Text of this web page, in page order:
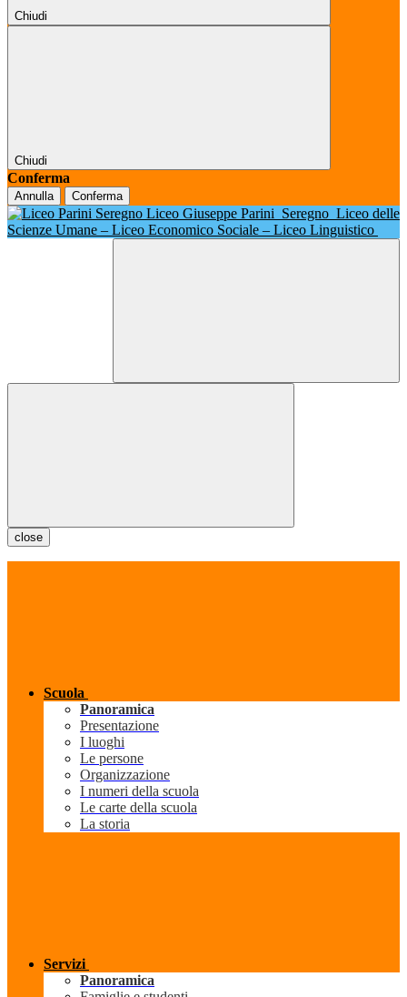
Chiudi
Chiudi
Conferma
Annulla Conferma
Liceo Giuseppe Parini Seregno Liceo delle
Scienze Umane – Liceo Economico Sociale – Liceo Linguistico
close
Scuola
Panoramica
Presentazione
I luoghi
Le persone
Organizzazione
I numeri della scuola
Le carte della scuola
La storia
Servizi
Panoramica